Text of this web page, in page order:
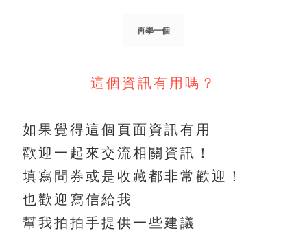
再學一個
這個資訊有用嗎？
如果覺得這個頁面資訊有用
歡迎一起來交流相關資訊！
填寫問券或是收藏都非常歡迎！
也歡迎寫信給我
幫我拍拍手提供一些建議